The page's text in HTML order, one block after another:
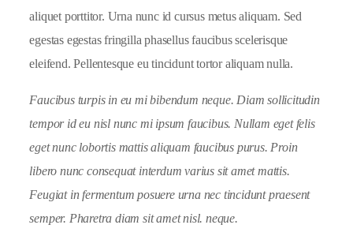
aliquet porttitor. Urna nunc id cursus metus aliquam. Sed
egestas egestas fringilla phasellus faucibus scelerisque
eleifend. Pellentesque eu tincidunt tortor aliquam nulla.
Faucibus turpis in eu mi bibendum neque. Diam sollicitudin
tempor id eu nisl nunc mi ipsum faucibus. Nullam eget felis
eget nunc lobortis mattis aliquam faucibus purus. Proin
libero nunc consequat interdum varius sit amet mattis.
Feugiat in fermentum posuere urna nec tincidunt praesent
semper. Pharetra diam sit amet nisl. neque.